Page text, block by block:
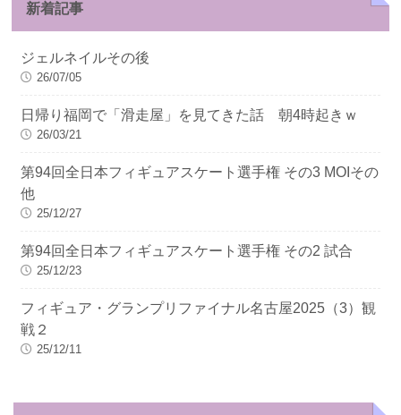
新着記事
ジェルネイルその後
26/07/05
日帰り福岡で「滑走屋」を見てきた話 朝4時起きｗ
26/03/21
第94回全日本フィギュアスケート選手権 その3 MOIその
他
25/12/27
第94回全日本フィギュアスケート選手権 その2 試合
25/12/23
フィギュア・グランプリファイナル名古屋2025（3）観
戦２
25/12/11